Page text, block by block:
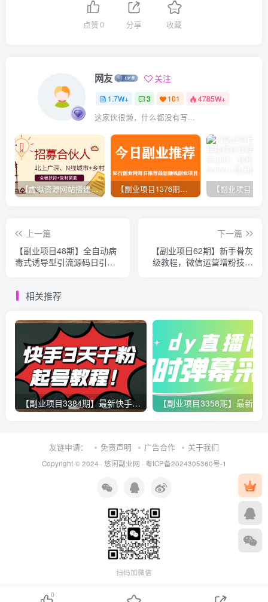
点赞0 分享 收藏
网友 关注
1.7W+ 3 101 4785W+
这家伙很懒，什么都没有写...
【虚拟资源网站搭建服务】加盟本站系统，做一个和本站一样的独立网站，躺赚的项目 【副业项目1376期】龟课最新闲鱼项目玩法实战教程_全新升级月收益几千到几万
上一篇
【副业项目48期】全自动病
毒式诱导型引流源码日引流
下一篇
【副业项目62期】新手骨灰
级教程，微信运营增粉技术
相关推荐
【副业项目3384期】最新快手起号实操技术：3天1000粉（快手怎么快速涨粉丝）
友链申请： 免责声明 广告合作 关于我们
Copyright © 2024 · 悠闲副业网 · 粤ICP备2024305360号-1
扫码加微信
0